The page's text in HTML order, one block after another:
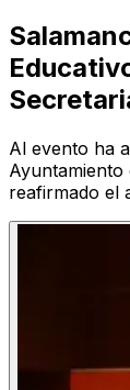
Al evento ha
Ayuntamiento
reafirmado el